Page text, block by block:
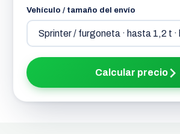
Vehículo / tamaño del envío
Calcular precio